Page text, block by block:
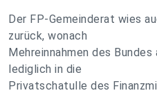
Der FP-Gemeinderat wies
zurück, wonach
Mehreinnahmen des
lediglich in die
Privatschatulle des